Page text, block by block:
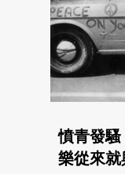
憤青發
樂從來就